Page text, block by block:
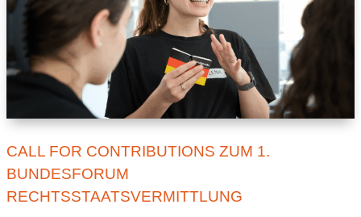
CALL FOR CONTRIBUTIONS ZUM 1.
BUNDESFORUM
RECHTSSTAATSVERMITTLUNG